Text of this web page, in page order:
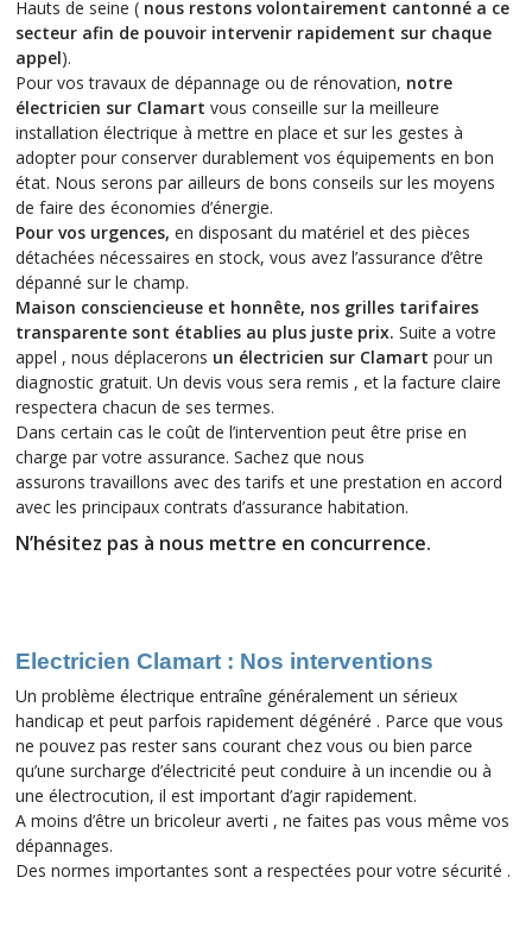
Hauts de seine ( nous restons volontairement cantonné a ce
secteur afin de pouvoir intervenir rapidement sur chaque
appel).
Pour vos travaux de dépannage ou de rénovation, notre
électricien sur Clamart vous conseille sur la meilleure
installation électrique à mettre en place et sur les gestes à
adopter pour conserver durablement vos équipements en bon
état. Nous serons par ailleurs de bons conseils sur les moyens
de faire des économies d’énergie.
Pour vos urgences, en disposant du matériel et des pièces
détachées nécessaires en stock, vous avez l’assurance d’être
dépanné sur le champ.
Maison consciencieuse et honnête, nos grilles tarifaires
transparente sont établies au plus juste prix. Suite a votre
appel , nous déplacerons un électricien sur Clamart pour un
diagnostic gratuit. Un devis vous sera remis , et la facture claire
respectera chacun de ses termes.
Dans certain cas le coût de l’intervention peut être prise en
charge par votre assurance. Sachez que nous
assurons travaillons avec des tarifs et une prestation en accord
avec les principaux contrats d’assurance habitation.
N’hésitez pas à nous mettre en concurrence.
Electricien Clamart : Nos interventions
Un problème électrique entraîne généralement un sérieux
handicap et peut parfois rapidement dégénéré . Parce que vous
ne pouvez pas rester sans courant chez vous ou bien parce
qu’une surcharge d’électricité peut conduire à un incendie ou à
une électrocution, il est important d’agir rapidement.
A moins d’être un bricoleur averti , ne faites pas vous même vos
dépannages.
Des normes importantes sont a respectées pour votre sécurité .